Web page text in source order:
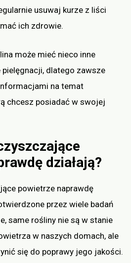
usuwaj kurze z liści
ich zdrowie.
może mieć nieco inne
dlatego zawsze
na temat
chcesz posiadać w swojej
działają?
powietrze naprawdę
przez wiele badań
same rośliny nie są w stanie
w naszych domach, ale
się do poprawy jego jakości.